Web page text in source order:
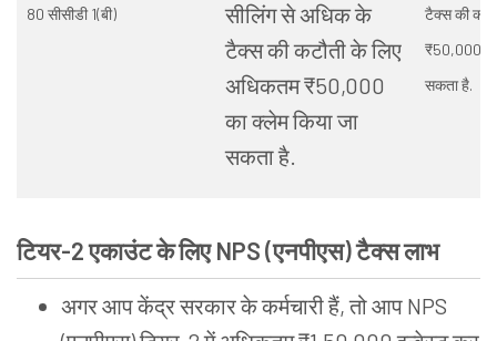
80 सीसीडी 1(बी)
सीलिंग से अधिक के
टैक्स की कटौती के लिए
अधिकतम ₹50,000
का क्लेम किया जा
सकता है.
टैक्स की
₹50,000
सकता है.
टियर-2 एकाउंट के लिए NPS(एनपीएस) टैक्स लाभ
अगर आप केंद्र सरकार के कर्मचारी हैं, तो आप NPS